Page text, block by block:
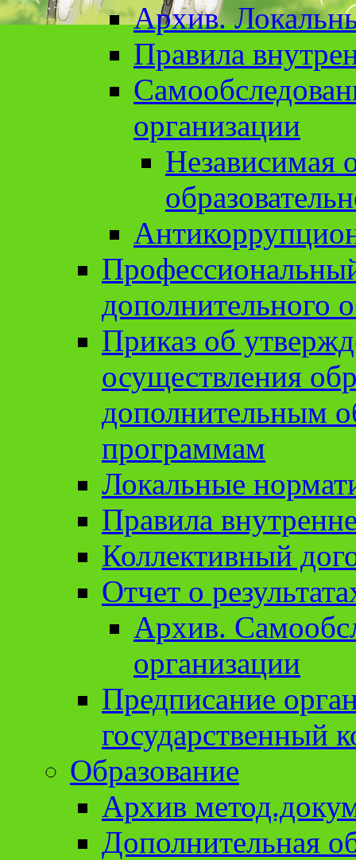
Архив.
Правила
организации
Независимая
дополнительного
Приказ об
осуществления
дополнительным
программам
Локальные
Правила
Коллективный
Отчет о
Архив.
организации
Предписание
государственный
Образование
Архив
Дополнительная